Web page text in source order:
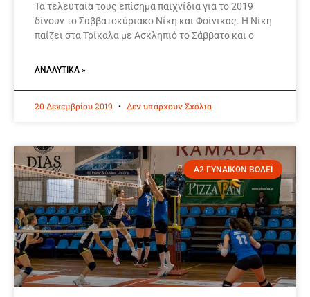
Τα τελευταία τους επίσημα παιχνίδια για το 2019
δίνουν το Σαββατοκύριακο Νίκη και Φοίνικας. Η Νίκη
παίζει στα Τρίκαλα με Ασκληπιό το Σάββατο και ο
ΑΝΑΛΥΤΙΚΆ »
20 Δεκεμβρίου 2019 Δεν υπάρχουν Σχόλια
Α2 ΓΥΝΑΙΚΩΝ ΒΟΛΕΪ